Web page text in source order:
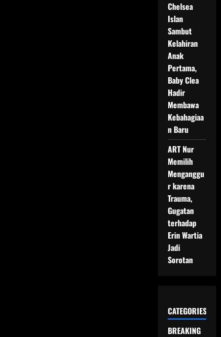
Chelsea
Islan
Sambut
Kelahiran
Anak
Pertama,
Baby Clea
Hadir
Membawa
Kebahagiaa
n Baru
ART Nur
Memilih
Menganggu
r karena
Trauma,
Gugatan
terhadap
Erin Wartia
Jadi
Sorotan
CATEGORIES
BREAKING